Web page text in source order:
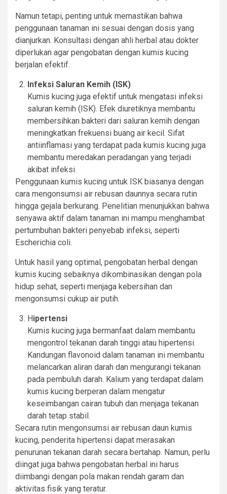
Namun tetapi, penting untuk memastikan bahwa
penggunaan tanaman ini sesuai dengan dosis yang
dianjurkan. Konsultasi dengan ahli herbal atau dokter
diperlukan agar pengobatan dengan kumis kucing
berjalan efektif.
Infeksi Saluran Kemih (ISK)
Kumis kucing juga efektif untuk mengatasi infeksi
saluran kemih (ISK). Efek diuretiknya membantu
membersihkan bakteri dari saluran kemih dengan
meningkatkan frekuensi buang air kecil. Sifat
antiinflamasi yang terdapat pada kumis kucing juga
membantu meredakan peradangan yang terjadi
akibat infeksi.
Penggunaan kumis kucing untuk ISK biasanya dengan
cara mengonsumsi air rebusan daunnya secara rutin
hingga gejala berkurang. Penelitian menunjukkan bahwa
senyawa aktif dalam tanaman ini mampu menghambat
pertumbuhan bakteri penyebab infeksi, seperti
Escherichia coli.
Untuk hasil yang optimal, pengobatan herbal dengan
kumis kucing sebaiknya dikombinasikan dengan pola
hidup sehat, seperti menjaga kebersihan dan
mengonsumsi cukup air putih.
Hipertensi
Kumis kucing juga bermanfaat dalam membantu
mengontrol tekanan darah tinggi atau hipertensi.
Kandungan flavonoid dalam tanaman ini membantu
melancarkan aliran darah dan mengurangi tekanan
pada pembuluh darah. Kalium yang terdapat dalam
kumis kucing berperan dalam mengatur
keseimbangan cairan tubuh dan menjaga tekanan
darah tetap stabil.
Secara rutin mengonsumsi air rebusan daun kumis
kucing, penderita hipertensi dapat merasakan
penurunan tekanan darah secara bertahap. Namun, perlu
diingat juga bahwa pengobatan herbal ini harus
diimbangi dengan pola makan rendah garam dan
aktivitas fisik yang teratur.